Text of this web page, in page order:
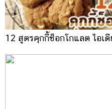
12 สูตรคุกกี้ช็อกโกแลต ไอเ